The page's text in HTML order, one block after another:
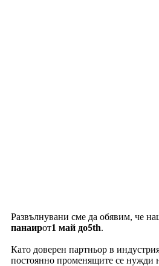
Развълнувани сме да обявим, че
панаирот1 май до5th.
Като доверен партньор в
постоянно променящите се нужди